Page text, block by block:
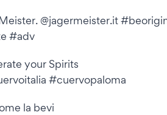
@jagermeister.it
#adv
your Spirits
#cuervopaloma
la bevi